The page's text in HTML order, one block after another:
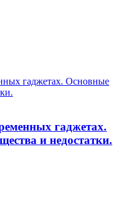
гаджетах.
и недостатки.